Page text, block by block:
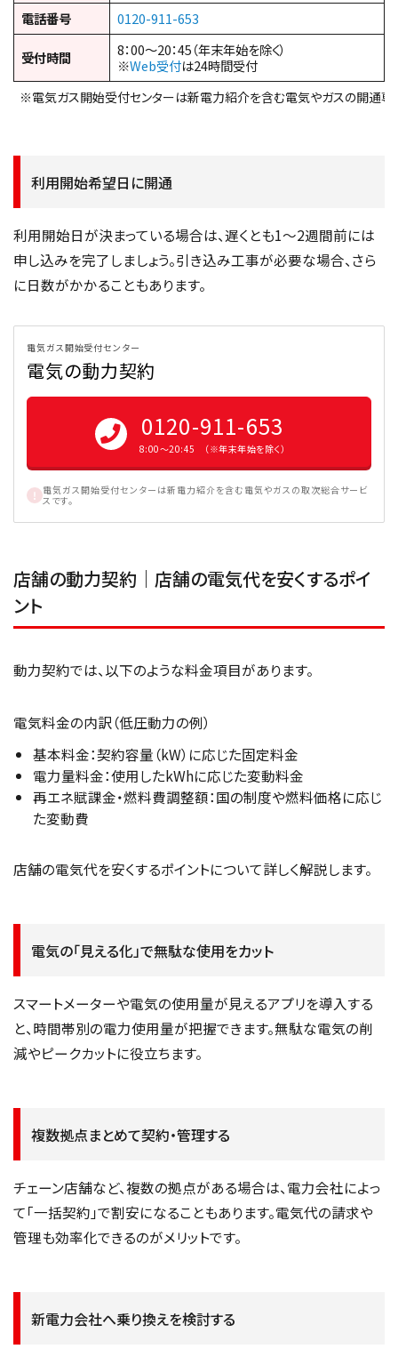
電話番号
0120-911-653
受付時間
8：00～20：45（年末年始を除く）
※Web受付は24時間受付
※電気ガス開始受付センターは新電力紹介を含む電気やガスの開通専
利用開始希望日に開通
利用開始日が決まっている場合は、遅くとも1〜2週間前には
申し込みを完了しましょう。引き込み工事が必要な場合、さら
に日数がかかることもあります。
電気ガス開始受付センター
電気の動力契約
0120-911-653
8:00〜20:45 （※年末年始を除く）
電気ガス開始受付センターは新電力紹介を含む電気やガスの取次総合サービ
スです。
店舗の動力契約｜店舗の電気代を安くするポイ
ント
動力契約では、以下のような料金項目があります。
電気料金の内訳（低圧動力の例）
基本料金：契約容量（kW）に応じた固定料金
電力量料金：使用したkWhに応じた変動料金
再エネ賦課金・燃料費調整額：国の制度や燃料価格に応じ
た変動費
店舗の電気代を安くするポイントについて詳しく解説します。
電気の「見える化」で無駄な使用をカット
スマートメーターや電気の使用量が見えるアプリを導入する
と、時間帯別の電力使用量が把握できます。無駄な電気の削
減やピークカットに役立ちます。
複数拠点まとめて契約・管理する
チェーン店舗など、複数の拠点がある場合は、電力会社によっ
て「一括契約」で割安になることもあります。電気代の請求や
管理も効率化できるのがメリットです。
新電力会社へ乗り換えを検討する